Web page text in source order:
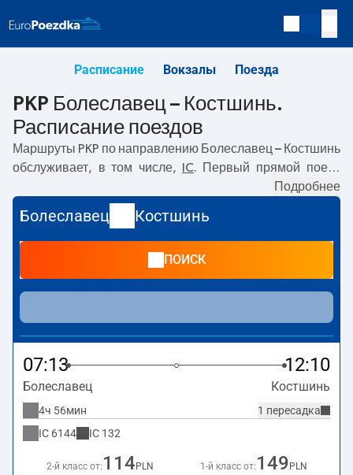
Расписание Вокзалы Поезда
PKP Болеславец – Костшинь.
Расписание поездов
Маршруты PKP по направлению Болеславец – Костшинь
обслуживает, в том числе,
IC. Первый прямой поезд
с вокзала PKP Болеславец по
Bolesława Chrobrego, 59-700 Boleslawiec
Последний поезд до Костшинь отправляется в 07:13.
Самое быстрое путешествие предлагает прямой поезд
. Поездка на нём занимает
время по маршрутуБолеславец–Костшиньне
курсируют другие поезда перевозчика PKP Intercity.
Поезд заканчивает маршрут на станции Костшинь по
адресуDworcowa, 66-470 Kostrzyn nad Odra.
Подробнее
Болеславец Костшинь
ПОИСК
07:13 12:10
Болеславец Костшинь
1 пересадка
4ч 56мин
IC 6144 IC 132
2-й класс от: 114 PLN 1-й класс от: 149 PLN